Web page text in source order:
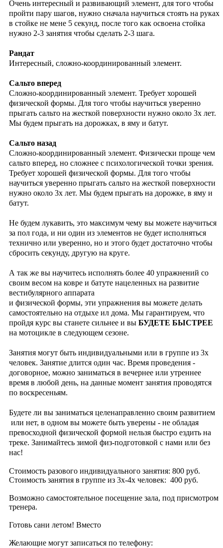
Очень интересный и развивающий элемент, для того чтобы
пройти пару шагов, нужно сначала научиться стоять на руках
в стойке не мене 5 секунд, после того как освоена стойка
нужно 2-3 занятия чтобы сделать 2-3 шага.
Рандат
Интересный, сложно-координированный элемент.
Сальто вперед
Сложно-координированный элемент. Требует хорошей
физической формы. Для того чтобы научиться уверенно
прыгать сальто на жесткой поверхности нужно около 3х лет.
Мы будем прыгать на дорожках, в яму и батут.
Сальто назад
Сложно-координированный элемент. Физически проще чем
сальто вперед, но сложнее с психологической точки зрения.
Требует хорошей физической формы. Для того чтобы
научиться уверенно прыгать сальто на жесткой поверхности
нужно около 3х лет. Мы будем прыгать на дорожке, в яму и
батут.
Не будем лукавить, это максимум чему вы можете научиться
за пол года, и ни один из элементов не будет исполняться
технично или уверенно, но и этого будет достаточно чтобы
сбросить секунду, другую на круге.
А так же вы научитесь исполнять более 40 упражнений со
своим весом на ковре и батуте нацеленных на развитие
вестибулярного аппарата
и физической формы, эти упражнения вы можете делать
самостоятельно на отдыхе ил дома. Мы гарантируем, что
пройдя курс вы станете сильнее и вы БУДЕТЕ БЫСТРЕЕ
на мотоцикле в следующем сезоне.
Занятия могут быть индивидуальными или в группе из 3х
человек. Занятие длится один час. Время проведения -
договорное, можно заниматься в вечернее или утреннее
время в любой день, на данные момент занятия проводятся
по воскресеньям.
Будете ли вы заниматься целенаправленно своим развитием
или нет, в одном вы можете быть уверены - не обладая
превосходной физической формой нельзя быстро ездить на
треке. Занимайтесь зимой физ-подготовкой с нами или без
нас!
Стоимость разового индивидуального занятия: 800 руб.
Стоимость занятия в группе из 3х-4х человек: 400 руб.
Возможно самостоятельное посещение зала, под присмотром
тренера.
Готовь сани летом! Вместо
Желающие могут записаться по телефону: